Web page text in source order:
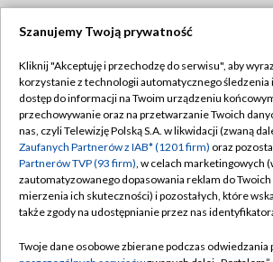
TVP
Abonament TVP
Emisja w TVP
Centrum informacji TVP
Naziemna Telewizja Cyfrowa
Regulamin TVP
Polityka prywatności
Moje zgody
Pomoc
Szanujemy Twoją prywatność
Kliknij "Akceptuję i przechodzę do serwisu", aby
korzystanie z technologii automatycznego śledzenia
dostęp do informacji na Twoim urządzeniu
przechowywanie oraz na przetwarzanie Twoich
nas, czyli Telewizję Polską S.A. w likwidacji (zwaną
Zaufanych Partnerów z IAB* (1201 firm) oraz
Partnerów TVP (93 firm), w celach marketingowych
zautomatyzowanego dopasowania reklam do
mierzenia ich skuteczności) i pozostałych, które
także zgody na udostępnianie przez nas
Twoje dane osobowe zbierane podczas odwiedzania